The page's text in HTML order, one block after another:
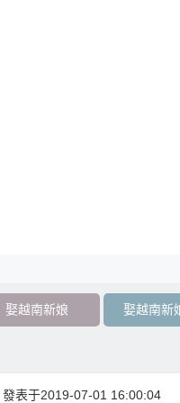
娶越南新娘 娶越南新
發表于2019-07-01 16:00:04